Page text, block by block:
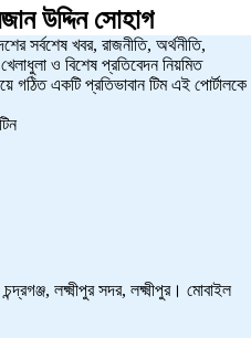
উদ্দিন সোহাগ
সর্বশেষ খবর, রাজনীতি, অর্থনীতি,
ও বিশেষ প্রতিবেদন নিয়মিত
গঠিত একটি প্রতিভাবান টিম এই পোর্টালকে
লক্ষ্মীপুর সদর, লক্ষ্মীপুর। মোবাইল